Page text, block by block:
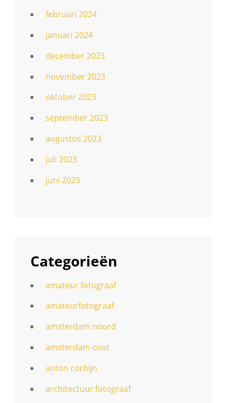
februari 2024
januari 2024
december 2023
november 2023
oktober 2023
september 2023
augustus 2023
juli 2023
juni 2023
Categorieën
amateur fotograaf
amateurfotograaf
amsterdam noord
amsterdam oost
anton corbijn
architectuur fotograaf